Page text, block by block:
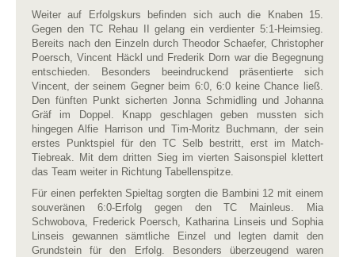
Weiter auf Erfolgskurs befinden sich auch die Knaben 15.
Gegen den TC Rehau II gelang ein verdienter 5:1-Heimsieg.
Bereits nach den Einzeln durch Theodor Schaefer, Christopher
Poersch, Vincent Häckl und Frederik Dorn war die Begegnung
entschieden. Besonders beeindruckend präsentierte sich
Vincent, der seinem Gegner beim 6:0, 6:0 keine Chance ließ.
Den fünften Punkt sicherten Jonna Schmidling und Johanna
Gräf im Doppel. Knapp geschlagen geben mussten sich
hingegen Alfie Harrison und Tim-Moritz Buchmann, der sein
erstes Punktspiel für den TC Selb bestritt, erst im Match-
Tiebreak. Mit dem dritten Sieg im vierten Saisonspiel klettert
das Team weiter in Richtung Tabellenspitze.
Für einen perfekten Spieltag sorgten die Bambini 12 mit einem
souveränen 6:0-Erfolg gegen den TC Mainleus. Mia
Schwobova, Frederick Poersch, Katharina Linseis und Sophia
Linseis gewannen sämtliche Einzel und legten damit den
Grundstein für den Erfolg. Besonders überzeugend waren